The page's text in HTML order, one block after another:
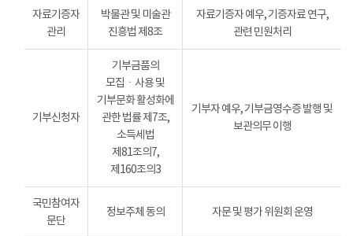
자료기증자
관리
박물관 및 미술관
진흥법 제8조
자료기증자 예우, 기증자료 연구,
관련 민원처리
기부신청자
기부금품의
모집ㆍ사용 및
기부문화 활성화에
관한 법률 제7조,
소득세법
제81조의7,
제160조의3
기부자 예우, 기부금영수증 발행 및
보관의무 이행
국민참여자
문단
정보주체 동의 자문 및 평가 위원회 운영